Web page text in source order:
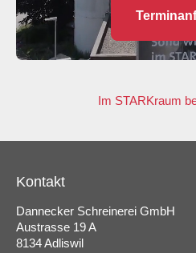
Im STARKraum
Kontakt
Dannecker Schreinerei GmbH
Austrasse 19 A
8134 Adliswil